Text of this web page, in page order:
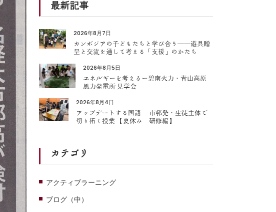
最新記事
2026年8月7日
カンボジアの子どもたちと学び合う――遊具贈
呈と交流を通して考える「支援」のかたち
2026年8月5日
エネルギーを考えるー碧南火力・青山高原
風力発電所 見学会
2026年8月4日
アップデートする国語 市邨発・生徒主体で
切り拓く授業 【夏休み 研修編】
カテゴリ
アクティブラーニング
ブログ（中）